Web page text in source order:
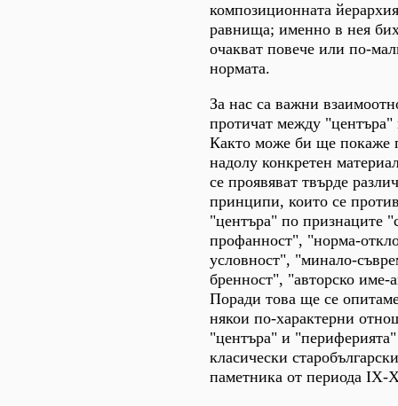
композиционната
равнища; именно в нея
очакват повече или по-
нормата.
За нас са важни
протичат между
Както може би ще покаже
надолу конкретен
се проявяват твърде
принципи, които се
"центъра" по признаците
профанност", "норма-
условност", "минало-
бренност", "авторско име-
Поради това ще се
някои по-характерни
"центъра" и
класически
паметника от периода IX-